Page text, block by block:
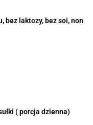
( porcja dzienna)